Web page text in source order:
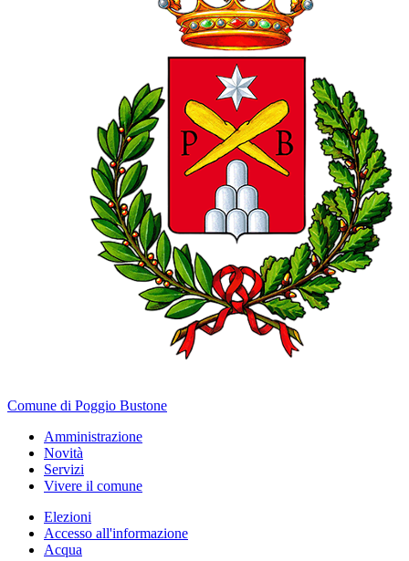
Comune di Poggio Bustone
Amministrazione
Novità
Servizi
Vivere il comune
Elezioni
Accesso all'informazione
Acqua